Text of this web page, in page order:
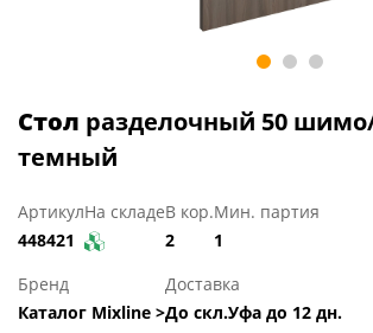
Стол разделочный 50
темный
Артикул
448421
На складеВ кор.
2
Мин. партия
1
Бренд
Каталог Mixline >
Доставка
До скл.Уфа до 12 дн.